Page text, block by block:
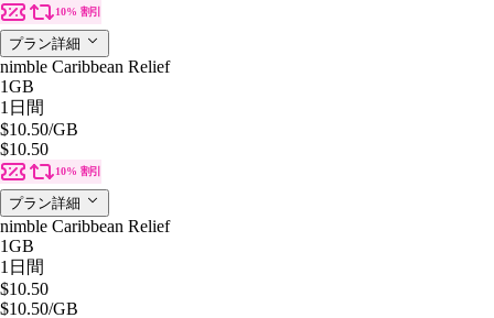
10% 割引
プラン詳細
nimble Caribbean Relief
1GB
1日間
$10.50/GB
$10.50
10% 割引
プラン詳細
nimble Caribbean Relief
1GB
1日間
$10.50
$10.50/GB